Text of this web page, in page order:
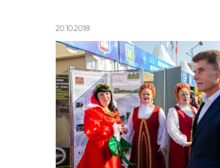
реализация неликвидов
20.10.2018